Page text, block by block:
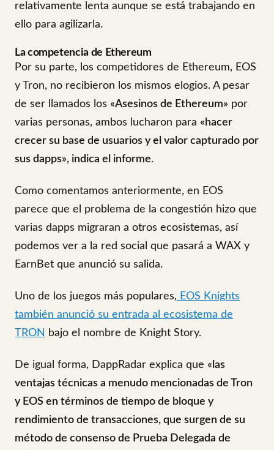
relativamente lenta aunque se está trabajando en
ello para agilizarla.
La competencia de Ethereum
Por su parte, los competidores de Ethereum, EOS
y Tron, no recibieron los mismos elogios. A pesar
de ser llamados los «Asesinos de Ethereum» por
varias personas, ambos lucharon para «hacer
crecer su base de usuarios y el valor capturado por
sus dapps», indica el informe.
Como comentamos anteriormente, en EOS
parece que el problema de la congestión hizo que
varias dapps migraran a otros ecosistemas, así
podemos ver a la red social que pasará a WAX y
EarnBet que anunció su salida.
Uno de los juegos más populares, EOS Knights
también anunció su entrada al ecosistema de
TRON bajo el nombre de Knight Story.
De igual forma, DappRadar explica que «las
ventajas técnicas a menudo mencionadas de Tron
y EOS en términos de tiempo de bloque y
rendimiento de transacciones, que surgen de su
método de consenso de Prueba Delegada de